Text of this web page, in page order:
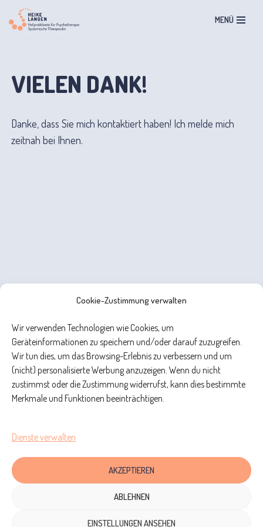
Cookie-Zustimmung verwalten
Wir verwenden Technologien wie Cookies, um
Geräteinformationen zu speichern und/oder darauf zuzugreifen.
Wir tun dies, um das Browsing-Erlebnis zu verbessern und um
(nicht) personalisierte Werbung anzuzeigen. Wenn du nicht
zustimmst oder die Zustimmung widerrufst, kann dies bestimmte
Merkmale und Funktionen beeinträchtigen.
Dienste verwalten
AKZEPTIEREN
ABLEHNEN
EINSTELLUNGEN ANSEHEN
Zum
MENÜ
VIELEN DANK!
Danke, dass Sie mich kontaktiert haben! Ich melde mich
zeitnah bei Ihnen.